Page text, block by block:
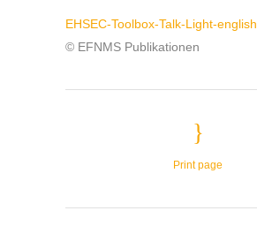
EHSEC-Toolbox-Talk-Light-english
© EFNMS Publikationen
Print page